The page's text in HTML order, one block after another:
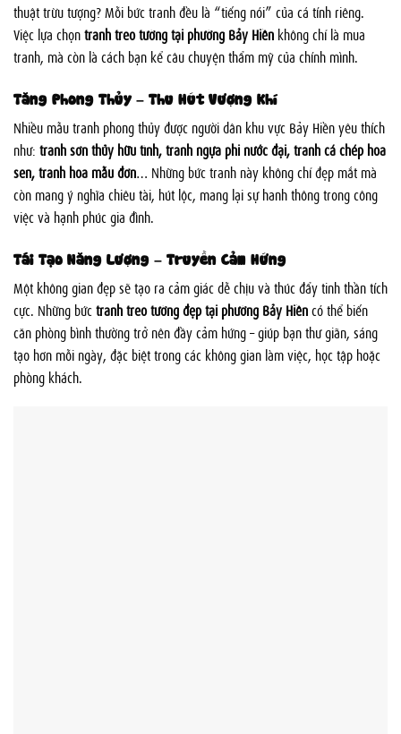
thuật trừu tượng? Mỗi bức tranh đều là “tiếng nói” của cá tính riêng.
Việc lựa chọntranh treo tường tại phường Bảy Hiền không chỉ là mua
tranh, mà còn là cách bạn kể câu chuyện thẩm mỹ của chính mình.
Tăng Phong Thủy – Thu Hút Vượng Khí
Nhiều mẫu tranh phong thủy được người dân khu vực Bảy Hiền yêu thích
như: tranh sơn thủy hữu tình, tranh ngựa phi nước đại, tranh cá chép hoa
sen, tranh hoa mẫu đơn… Những bức tranh này không chỉ đẹp mắt mà
còn mang ý nghĩa chiêu tài, hút lộc, mang lại sự hanh thông trong công
việc và hạnh phúc gia đình.
Tái Tạo Năng Lượng – Truyền Cảm Hứng
Một không gian đẹp sẽ tạo ra cảm giác dễ chịu và thúc đẩy tinh thần tích
cực. Những bứctranh treo tường đẹp tại phường Bảy Hiềncó thể biến
căn phòng bình thường trở nên đầy cảm hứng – giúp bạn thư giãn, sáng
tạo hơn mỗi ngày, đặc biệt trong các không gian làm việc, học tập hoặc
phòng khách.